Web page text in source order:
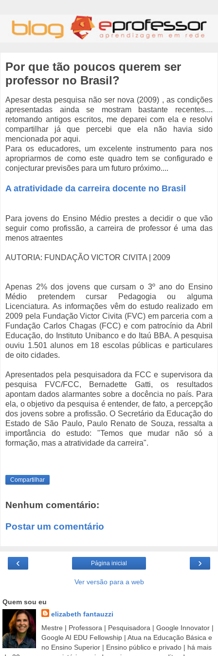
Por que tão poucos querem ser
professor no Brasil?
Apesar desta pesquisa não ser nova (2009) , as condições
apresentadas ainda se mostram bastante recentes....
retomando antigos escritos, me deparei com ela e resolvi
compartilhar já que percebi que ela não havia sido
mencionada por aqui.
Para os educadores, um excelente instrumento para nos
apropriarmos de como este quadro tem se configurado e
conjecturar previsões para um futuro próximo....
A atratividade da carreira docente no Brasil
Para jovens do Ensino Médio prestes a decidir o que vão
seguir como profissão, a carreira de professor é uma das
menos atraentes
AUTORIA: FUNDAÇÃO VICTOR CIVITA | 2009
Apenas 2% dos jovens que cursam o 3º ano do Ensino
Médio pretendem cursar Pedagogia ou alguma
Licenciatura. As informações vêm do estudo realizado em
2009 pela Fundação Victor Civita (FVC) em parceria com a
Fundação Carlos Chagas (FCC) e com patrocínio da Abril
Educação, do Instituto Unibanco e do Itaú BBA. A pesquisa
ouviu 1.501 alunos em 18 escolas públicas e particulares
de oito cidades.
Apresentados pela pesquisadora da FCC e supervisora da
pesquisa FVC/FCC, Bernadette Gatti, os resultados
apontam dados alarmantes sobre a docência no país. Para
ela, o objetivo da pesquisa é entender, de fato, a percepção
dos jovens sobre a profissão. O Secretário da Educação do
Estado de São Paulo, Paulo Renato de Souza, ressalta a
importância do estudo: "Temos que mudar não só a
formação, mas a atratividade da carreira".
Compartilhar
Nenhum comentário:
Postar um comentário
‹ ›
Página inicial
Ver versão para a web
Quem sou eu
elizabeth fantauzzi
Mestre | Professora | Pesquisadora | Google Innovator |
Google AI EDU Fellowship | Atua na Educação Básica e
no Ensino Superior | Ensino público e privado | há mais